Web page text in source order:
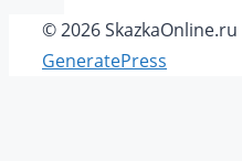
© 2026 SkazkaOnline.ru
GeneratePress